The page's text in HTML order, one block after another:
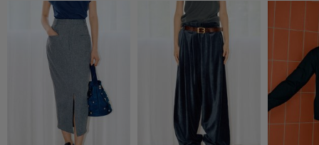
le coq sportif
ルコックスポルティフ
LeSportsac
レスポートサック
リリーブラウン